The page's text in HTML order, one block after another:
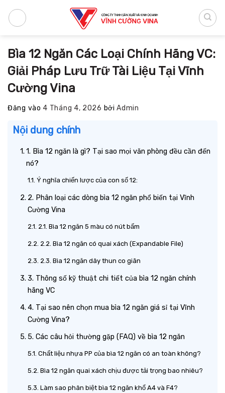
qua
Bìa 12 Ngăn Các Loại Chính Hãng VC:
Giải Pháp Lưu Trữ Tài Liệu Tại Vĩnh
Cường Vina
Đăng vào 4 Tháng 4, 2026 bởiAdmin
Nội dung chính
1. Bìa 12 ngăn là gì? Tại sao mọi văn phòng đều cần đến
nó?
Ý nghĩa chiến lược của con số 12:
2. Phân loại các dòng bìa 12 ngăn phổ biến tại Vĩnh
Cường Vina
2.1. Bìa 12 ngăn 5 màu có nút bấm
2.2. Bìa 12 ngăn có quai xách (Expandable File)
2.3. Bìa 12 ngăn dây thun co giãn
3. Thông số kỹ thuật chi tiết của bìa 12 ngăn chính
hãng VC
4. Tại sao nên chọn mua bìa 12 ngăn giá sỉ tại Vĩnh
Cường Vina?
5. Các câu hỏi thường gặp (FAQ) về bìa 12 ngăn
Chất liệu nhựa PP của bìa 12 ngăn có an toàn không?
Bìa 12 ngăn quai xách chịu được tải trọng bao nhiêu?
Làm sao phân biệt bìa 12 ngăn khổ A4 và F4?